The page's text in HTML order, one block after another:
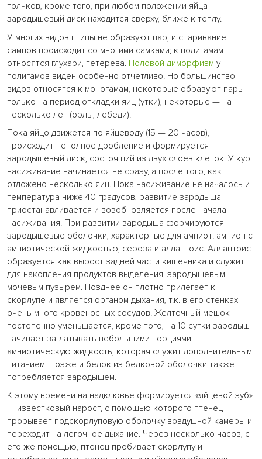
толчков, кроме того, при любом положении яйца
зародышевый диск находится сверху, ближе к теплу.
У многих видов птицы не образуют пар, и спаривание
самцов происходит со многими самками; к полигамам
относятся глухари, тетерева. Половой диморфизм у
полигамов виден особенно отчетливо. Но большинство
видов относятся к моногамам, некоторые образуют пары
только на период откладки яиц (утки), некоторые — на
несколько лет (орлы, лебеди).
Пока яйцо движется по яйцеводу (15 — 20 часов),
происходит неполное дробление и формируется
зародышевый диск, состоящий из двух слоев клеток. У кур
насиживание начинается не сразу, а после того, как
отложено несколько яиц. Пока насиживание не началось и
температура ниже 40 градусов, развитие зародыша
приостанавливается и возобновляется после начала
насиживания. При развитии зародыша формируются
зародышевые оболочки, характерные для амниот: амнион с
амниотической жидкостью, сероза и аллантоис. Аллантоис
образуется как вырост задней части кишечника и служит
для накопления продуктов выделения, зародышевым
мочевым пузырем. Позднее он плотно прилегает к
скорлупе и является органом дыхания, т.к. в его стенках
очень много кровеносных сосудов. Желточный мешок
постепенно уменьшается, кроме того, на 10 сутки зародыш
начинает заглатывать небольшими порциями
амниотическую жидкость, которая служит дополнительным
питанием. Позже и белок из белковой оболочки также
потребляется зародышем.
К этому времени на надклювье формируется «яйцевой зуб»
— известковый нарост, с помощью которого птенец
прорывает подскорлуповую оболочку воздушной камеры и
переходит на легочное дыхание. Через несколько часов, с
его же помощью, птенец пробивает скорлупу и